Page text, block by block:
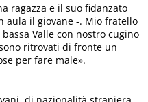
ragazza e il suo fidanzato
aula il giovane -. Mio fratello
Valle con nostro cugino
ritrovati di fronte un
per fare male».